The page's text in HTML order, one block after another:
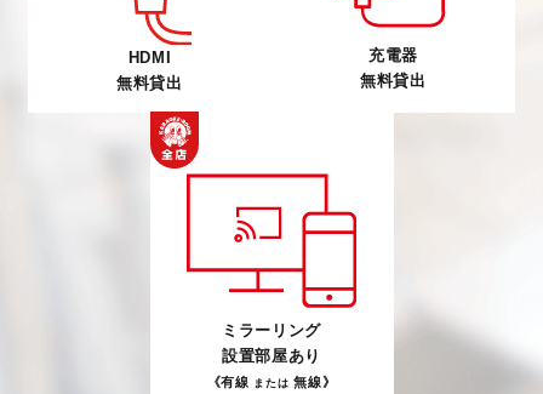
HDMI
無料貸出
充電器
無料貸出
ミラーリング
設置部屋あり
《有線 または 無線》